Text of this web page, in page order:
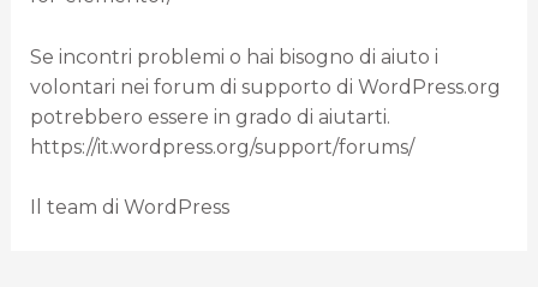
Se incontri problemi o hai bisogno di aiuto i
volontari nei forum di supporto di WordPress.org
potrebbero essere in grado di aiutarti.
https://it.wordpress.org/support/forums/
Il team di WordPress